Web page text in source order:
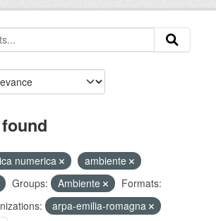
numerica
ambiente
Groups: Ambiente
Formats:
arpa-emilia-romagna